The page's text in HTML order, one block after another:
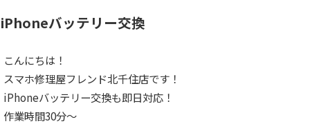
iPhoneバッテリー交換
こんにちは！
スマホ修理屋フレンド北千住店です！
iPhoneバッテリー交換も即日対応！
作業時間30分～